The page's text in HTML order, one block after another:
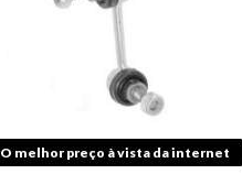
O melhor preço à vista da internet